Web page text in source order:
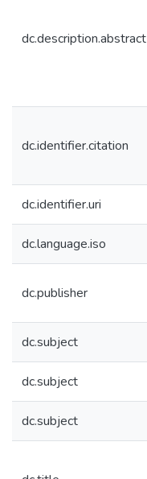
dc.description.abstract
dc.identifier.citation
dc.identifier.uri
dc.language.iso
dc.publisher
dc.subject
dc.subject
dc.subject